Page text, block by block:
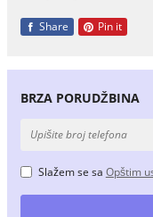
Share Pin it
BRZA PORUDŽBINA
Slažem se sa Opštim